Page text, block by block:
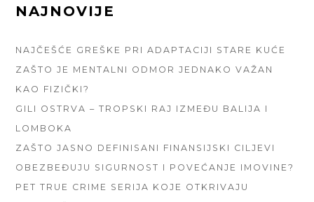
FOOTER
NAJNOVIJE
NAJČEŠĆE GREŠKE PRI ADAPTACIJI STARE KUĆE
ZAŠTO JE MENTALNI ODMOR JEDNAKO VAŽAN
KAO FIZIČKI?
GILI OSTRVA – TROPSKI RAJ IZMEĐU BALIJA I
LOMBOKA
ZAŠTO JASNO DEFINISANI FINANSIJSKI CILJEVI
OBEZBEĐUJU SIGURNOST I POVEĆANJE IMOVINE?
PET TRUE CRIME SERIJA KOJE OTKRIVAJU